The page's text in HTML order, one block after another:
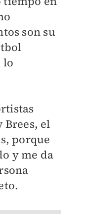
son su
lo
Brees, el
porque
y me da